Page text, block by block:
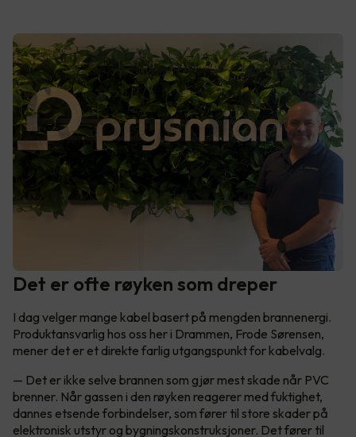
Det er ofte røyken som dreper
I dag velger mange kabel basert på mengden brannenergi.
Produktansvarlig hos oss her i Drammen, Frode Sørensen,
mener det er et direkte farlig utgangspunkt for kabelvalg.
— Det er ikke selve brannen som gjør mest skade når PVC
brenner. Når gassen i den røyken reagerer med fuktighet,
dannes etsende forbindelser, som fører til store skader på
elektronisk utstyr og bygningskonstruksjoner. Det fører til